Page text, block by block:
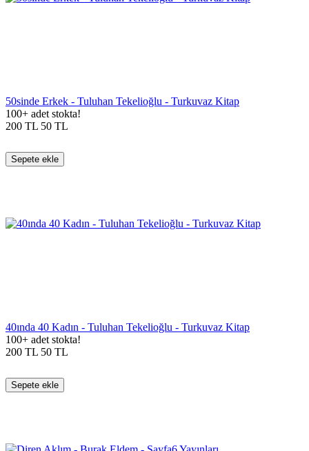
50sinde Erkek - Tuluhan Tekelioğlu - Turkuvaz Kitap
100+ adet stokta!
200 TL 50 TL
Sepete ekle
40ında 40 Kadın - Tuluhan Tekelioğlu - Turkuvaz Kitap
100+ adet stokta!
200 TL 50 TL
Sepete ekle